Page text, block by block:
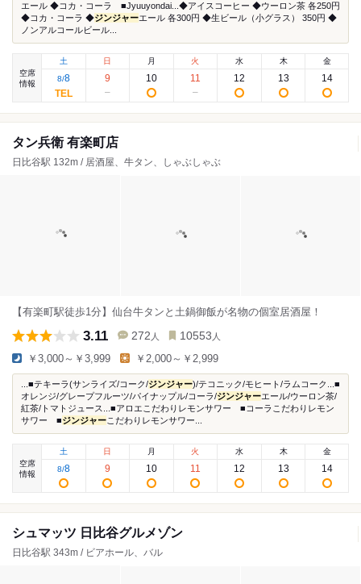
エール ◆コカ・コーラ ■Jyuuyondai...◆アイスコーヒー ◆ウーロン茶 各250円
◆コカ・コーラ ◆ジンジャーエール 各300円 ◆生ビール（小グラス） 350円 ◆
ノンアルコールビール...
空席
情報
土
8/8
日
9
月
10
火
11
水
12
木
13
金
14
タン兵衛 有楽町店
日比谷駅 132m / 居酒屋、牛タン、しゃぶしゃぶ
【有楽町駅徒歩1分】仙台牛タンと土鍋御飯が名物の個室居酒屋！
3.11 272 人 10553 人
￥3,000～￥3,999 ￥2,000～￥2,999
...■テキーラ(サンライズ/コーク/ジンジャー)/テコニック/モヒート/ラムコーク...■
オレンジ/グレープフルーツ/パイナップル/コーラ/ジンジャーエール/ウーロン茶/
紅茶/トマトジュース...■アロエこだわりレモンサワー ■コーラこだわりレモン
サワー ■ジンジャーこだわりレモンサワー...
空席
情報
土
8/8
日
9
月
10
火
11
水
12
木
13
金
14
シュマッツ 日比谷グルメゾン
日比谷駅 343m / ビアホール、バル